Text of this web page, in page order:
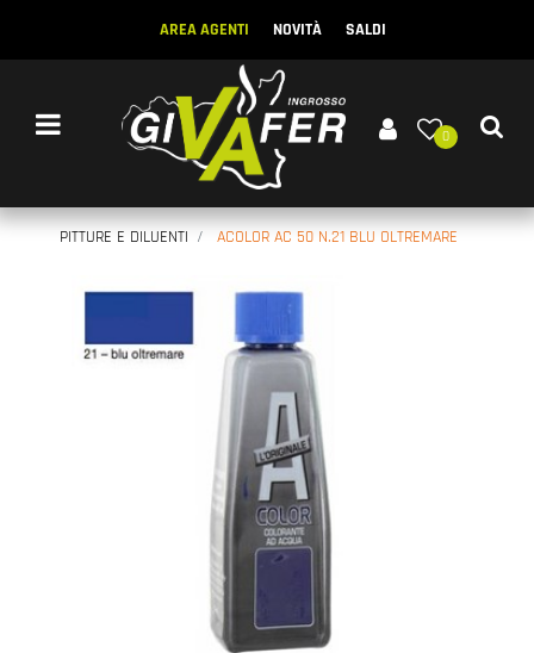
AREA AGENTI NOVITÀ SALDI
Open menu
0
PITTURE E DILUENTI ACOLOR AC 50 N.21 BLU OLTREMARE